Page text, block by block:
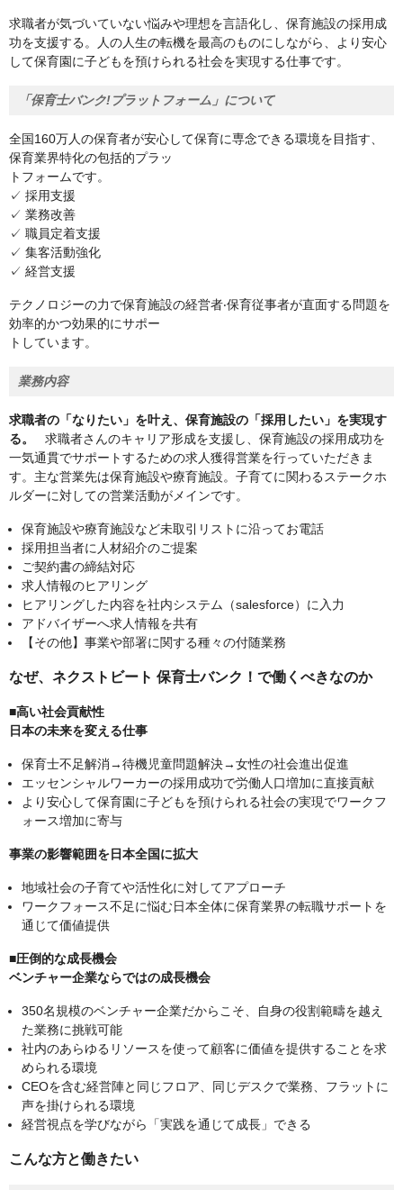
求職者が気づいていない悩みや理想を言語化し、保育施設の採用成
功を支援する。人の人生の転機を最高のものにしながら、より安心
して保育園に子どもを預けられる社会を実現する仕事です。
「保育士バンク!プラットフォーム」について
全国160万人の保育者が安心して保育に専念できる環境を目指す、
保育業界特化の包括的プラッ
トフォームです。
✓ 採用支援
✓ 業務改善
✓ 職員定着支援
✓ 集客活動強化
✓ 経営支援
テクノロジーの力で保育施設の経営者‧保育従事者が直面する問題を
効率的かつ効果的にサポー
トしています。
業務内容
求職者の「なりたい」を叶え、保育施設の「採用したい」を実現す
る。
求職者さんのキャリア形成を支援し、保育施設の採用成功を
一気通貫でサポートするための求人獲得営業を行っていただきま
す。主な営業先は保育施設や療育施設。子育てに関わるステークホ
ルダーに対しての営業活動がメインです。
保育施設や療育施設など未取引リストに沿ってお電話
採用担当者に人材紹介のご提案
ご契約書の締結対応
求人情報のヒアリング
ヒアリングした内容を社内システム（salesforce）に入力
アドバイザーへ求人情報を共有
【その他】事業や部署に関する種々の付随業務
なぜ、ネクストビート 保育士バンク！で働くべきなのか
■高い社会貢献性
日本の未来を変える仕事
保育士不足解消→待機児童問題解決→女性の社会進出促進
エッセンシャルワーカーの採用成功で労働人口増加に直接貢献
より安心して保育園に子どもを預けられる社会の実現でワークフ
ォース増加に寄与
事業の影響範囲を日本全国に拡大
地域社会の子育てや活性化に対してアプローチ
ワークフォース不足に悩む日本全体に保育業界の転職サポートを
通じて価値提供
■圧倒的な成⻑機会
ベンチャー企業ならではの成⻑機会
350名規模のベンチャー企業だからこそ、自身の役割範疇を越え
た業務に挑戦可能
社内のあらゆるリソースを使って顧客に価値を提供することを求
められる環境
CEOを含む経営陣と同じフロア、同じデスクで業務、フラットに
声を掛けられる環境
経営視点を学びながら「実践を通じて成⻑」できる
こんな方と働きたい